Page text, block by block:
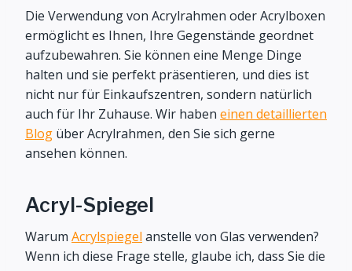
Die Verwendung von Acrylrahmen oder Acrylboxen
ermöglicht es Ihnen, Ihre Gegenstände geordnet
aufzubewahren. Sie können eine Menge Dinge
halten und sie perfekt präsentieren, und dies ist
nicht nur für Einkaufszentren, sondern natürlich
auch für Ihr Zuhause. Wir haben einen detaillierten
Blog über Acrylrahmen, den Sie sich gerne
ansehen können.
Acryl-Spiegel
Warum Acrylspiegel anstelle von Glas verwenden?
Wenn ich diese Frage stelle, glaube ich, dass Sie die